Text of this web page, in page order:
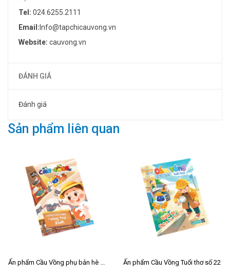
Tel: 024.6255.2111
Email: Info@tapchicauvong.vn
Website: cauvong.vn
ĐÁNH GIÁ
Đánh giá
Sản phẩm liên quan
Ấn phẩm Cầu Vồng phụ bản hè 2026 Ấn phẩm Cầu Vồng Tuổi thơ số 22